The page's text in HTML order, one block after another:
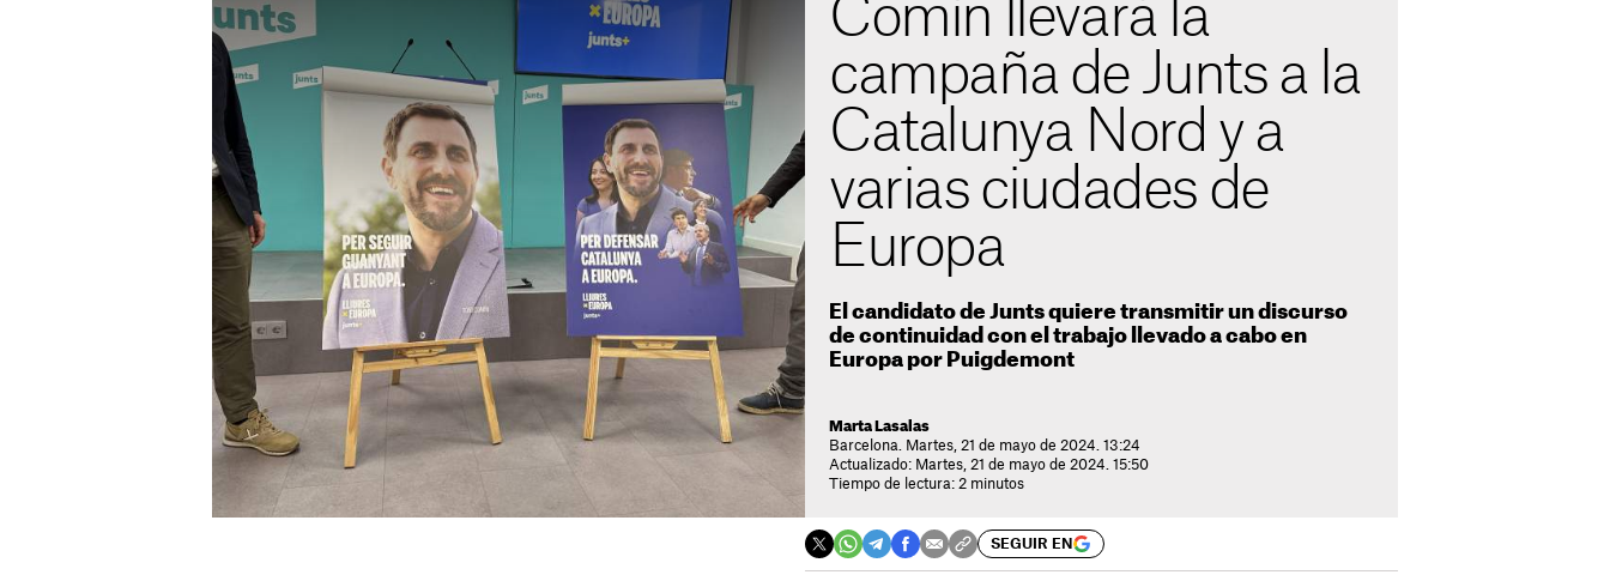
Comín llevará la
campaña de Junts a la
Catalunya Nord y a
varias ciudades de
Europa
El candidato de Junts quiere transmitir un discurso
de continuidad con el trabajo llevado a cabo en
Europa por Puigdemont
Marta Lasalas
Barcelona. Martes, 21 de mayo de 2024. 13:24
Actualizado: Martes, 21 de mayo de 2024. 15:50
Tiempo de lectura: 2 minutos
SEGUIR EN